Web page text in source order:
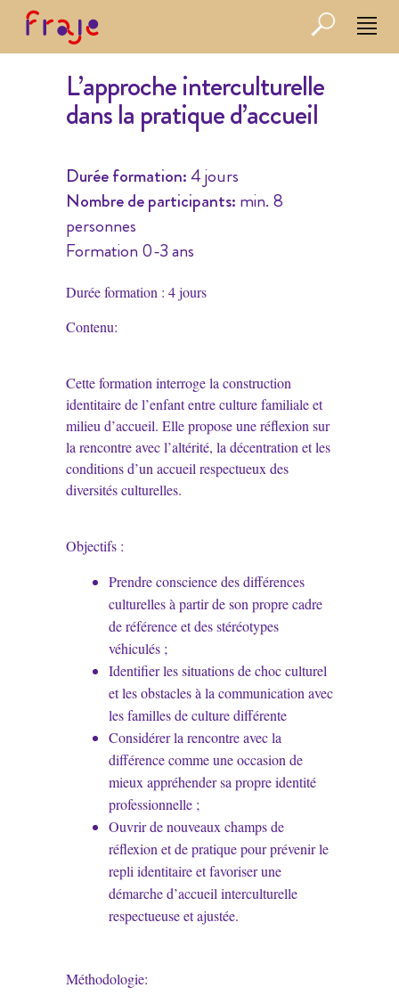
L’approche interculturelle
dans la pratique d’accueil
Durée formation:4 jours
Nombre de participants: min. 8
personnes
Formation 0-3 ans
Durée formation : 4 jours
Contenu:
Cette formation interroge la construction
identitaire de l’enfant entre culture familiale et
milieu d’accueil. Elle propose une réflexion sur
la rencontre avec l’altérité, la décentration et les
conditions d’un accueil respectueux des
diversités culturelles.
Objectifs :
Prendre conscience des différences
culturelles à partir de son propre cadre
de référence et des stéréotypes
véhiculés ;
Identifier les situations de choc culturel
et les obstacles à la communication avec
les familles de culture différente
Considérer la rencontre avec la
différence comme une occasion de
mieux appréhender sa propre identité
professionnelle ;
Ouvrir de nouveaux champs de
réflexion et de pratique pour prévenir le
repli identitaire et favoriser une
démarche d’accueil interculturelle
respectueuse et ajustée.
Méthodologie: